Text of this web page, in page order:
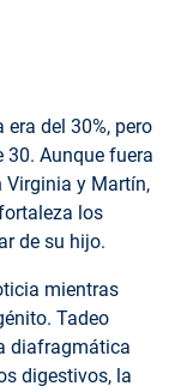
del 30%, pero
30. Aunque fuera
Virginia y Martín,
los
de su hijo.
mientras
Tadeo
diafragmática
digestivos, la